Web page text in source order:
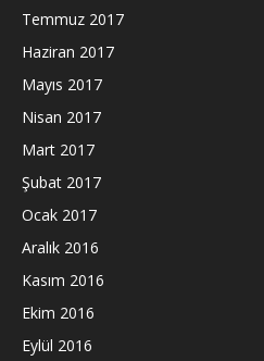
Temmuz 2017
Haziran 2017
Mayıs 2017
Nisan 2017
Mart 2017
Şubat 2017
Ocak 2017
Aralık 2016
Kasım 2016
Ekim 2016
Eylül 2016